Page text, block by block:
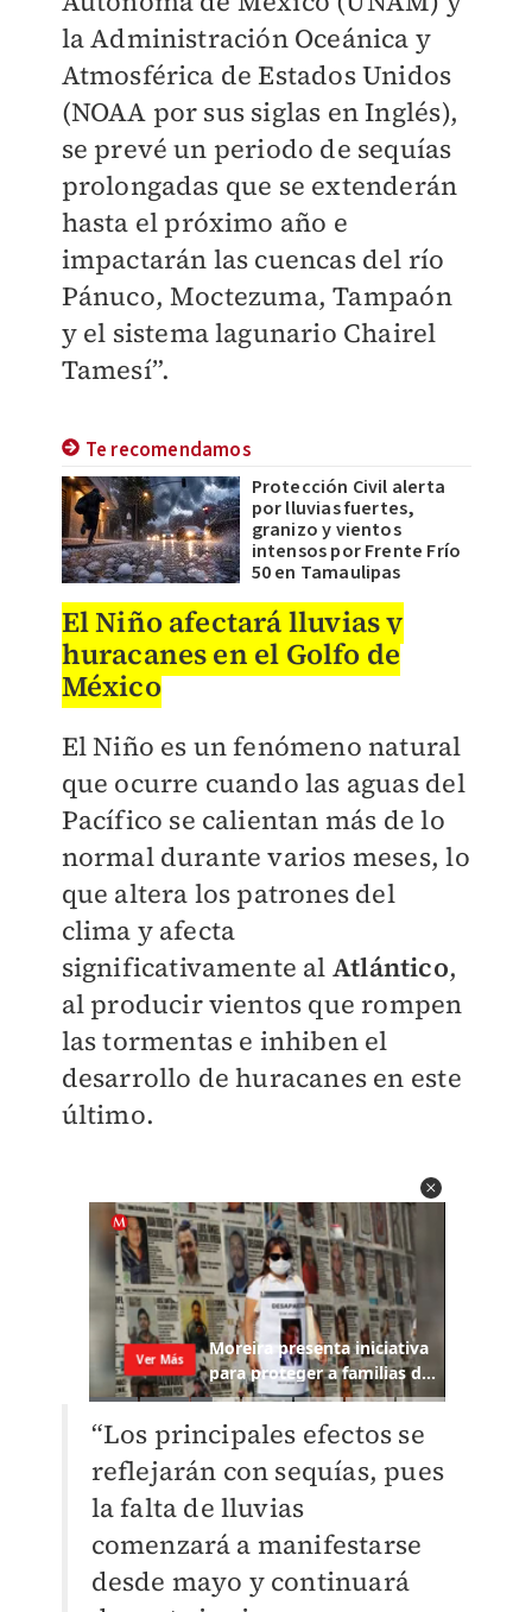
la Administración Oceánica y
Atmosférica de Estados Unidos
(NOAA por sus siglas en Inglés),
se prevé un periodo de sequías
prolongadas que se extenderán
hasta el próximo año e
impactarán las cuencas del río
Pánuco, Moctezuma, Tampaón
y el sistema lagunario Chairel
Tamesí”.
Te recomendamos
Protección Civil alerta
por lluvias fuertes,
granizo y vientos
intensos por Frente Frío
50 en Tamaulipas
El Niño afectará lluvias y
huracanes en el Golfo de
México
El Niño es un fenómeno natural
que ocurre cuando las aguas del
Pacífico se calientan más de lo
normal durante varios meses, lo
que altera los patrones del
clima y afecta
significativamente al Atlántico,
al producir vientos que rompen
las tormentas e inhiben el
desarrollo de huracanes en este
último.
“Los principales efectos se
reflejarán con sequías, pues
la falta de lluvias
comenzará a manifestarse
desde mayo y continuará